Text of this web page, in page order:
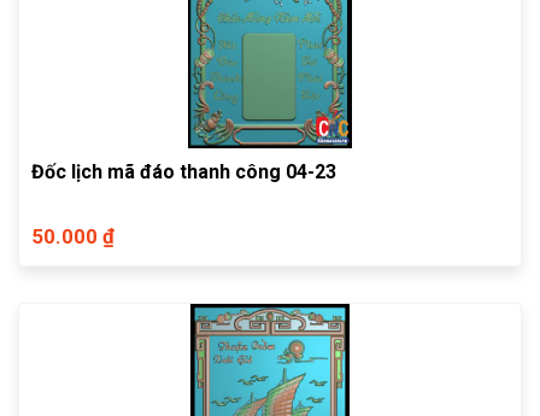
Đốc lịch mã đáo thanh công 04-23
50.000 ₫